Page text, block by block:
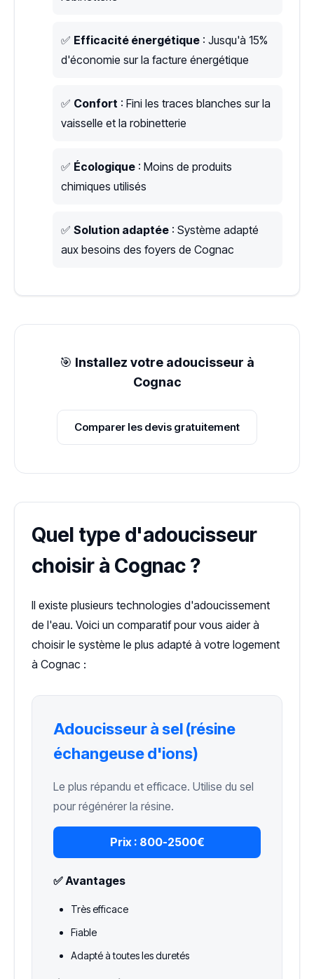
✅ Efficacité énergétique : Jusqu'à 15%
d'économie sur la facture énergétique
✅ Confort : Fini les traces blanches sur la
vaisselle et la robinetterie
✅ Écologique : Moins de produits
chimiques utilisés
✅ Solution adaptée : Système adapté
aux besoins des foyers de Cognac
🎯 Installez votre adoucisseur à
Cognac
Comparer les devis gratuitement
Quel type d'adoucisseur
choisir à Cognac ?
Il existe plusieurs technologies d'adoucissement
de l'eau. Voici un comparatif pour vous aider à
choisir le système le plus adapté à votre logement
à Cognac :
Adoucisseur à sel (résine
échangeuse d'ions)
Le plus répandu et efficace. Utilise du sel
pour régénérer la résine.
Prix : 800-2500€
✅ Avantages
Très efficace
Fiable
Adapté à toutes les duretés